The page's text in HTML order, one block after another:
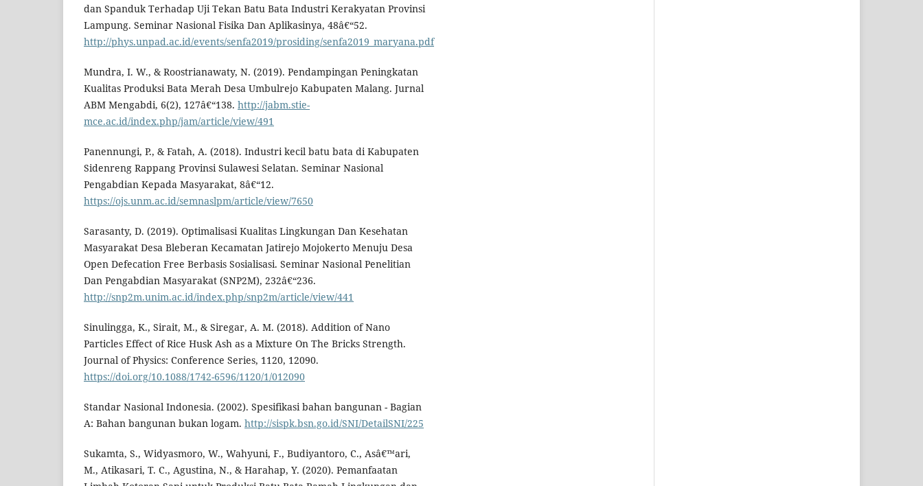
dan Spanduk Terhadap Uji Tekan Batu Bata Industri Kerakyatan Provinsi
Lampung. Seminar Nasional Fisika Dan Aplikasinya, 48â€“52.
http://phys.unpad.ac.id/events/senfa2019/prosiding/senfa2019_maryana.pdf
Mundra, I. W., & Roostrianawaty, N. (2019). Pendampingan Peningkatan
Kualitas Produksi Bata Merah Desa Umbulrejo Kabupaten Malang. Jurnal
ABM Mengabdi, 6(2), 127â€“138. http://jabm.stie-
mce.ac.id/index.php/jam/article/view/491
Panennungi, P., & Fatah, A. (2018). Industri kecil batu bata di Kabupaten
Sidenreng Rappang Provinsi Sulawesi Selatan. Seminar Nasional
Pengabdian Kepada Masyarakat, 8â€“12.
https://ojs.unm.ac.id/semnaslpm/article/view/7650
Sarasanty, D. (2019). Optimalisasi Kualitas Lingkungan Dan Kesehatan
Masyarakat Desa Bleberan Kecamatan Jatirejo Mojokerto Menuju Desa
Open Defecation Free Berbasis Sosialisasi. Seminar Nasional Penelitian
Dan Pengabdian Masyarakat (SNP2M), 232â€“236.
http://snp2m.unim.ac.id/index.php/snp2m/article/view/441
Sinulingga, K., Sirait, M., & Siregar, A. M. (2018). Addition of Nano
Particles Effect of Rice Husk Ash as a Mixture On The Bricks Strength.
Journal of Physics: Conference Series, 1120, 12090.
https://doi.org/10.1088/1742-6596/1120/1/012090
Standar Nasional Indonesia. (2002). Spesifikasi bahan bangunan - Bagian
A: Bahan bangunan bukan logam. http://sispk.bsn.go.id/SNI/DetailSNI/225
Sukamta, S., Widyasmoro, W., Wahyuni, F., Budiyantoro, C., Asâ€™ari,
M., Atikasari, T. C., Agustina, N., & Harahap, Y. (2020). Pemanfaatan